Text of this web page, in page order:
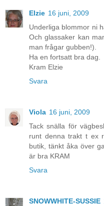
Elzie 16 juni, 2009
Underliga blommor ni
Och glassaker kan
man frågar gubben!).
Ha en fortsatt bra dag.
Kram Elzie
Svara
Viola 16 juni, 2009
Tack snälla för
runt denna trakt t ex
butik, tänkt åka över
är bra KRAM
Svara
SNOWWHITE-SUSSIE